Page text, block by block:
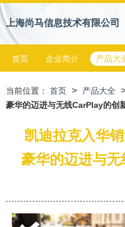
上海尚马信息技术有限公司
首页 企业简介 产品大
当前位置： 首页 > 产品大全
豪华的迈进与无线CarPlay的创
凯迪拉克入华
豪华的迈进与